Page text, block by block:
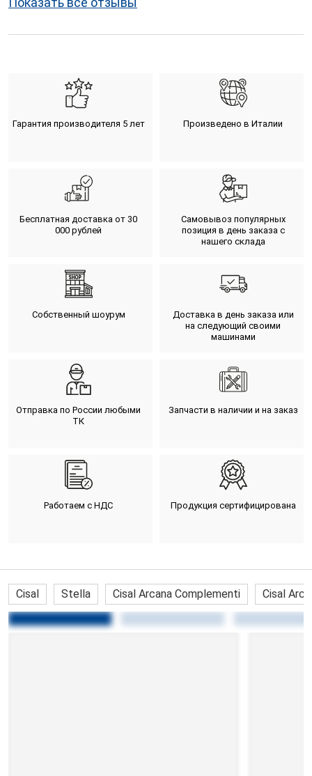
Гарантия производителя 5 лет Произведено в Италии
Бесплатная доставка от 30
000 рублей
Самовывоз популярных
позиция в день заказа с
нашего склада
Собственный шоурум
Доставка в день заказа или
на следующий своими
машинами
Отправка по России любыми
ТК
Запчасти в наличии и на заказ
Работаем с НДС Продукция сертифицирована
Cisal Stella Cisal Arcana Complementi Cisal